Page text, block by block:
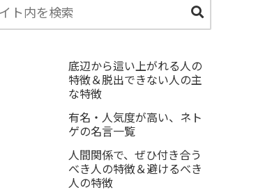
底辺から這い上がれる人の
特徴＆脱出できない人の主
な特徴
有名・人気度が高い、ネト
ゲの名言一覧
人間関係で、ぜひ付き合う
べき人の特徴＆避けるべき
人の特徴